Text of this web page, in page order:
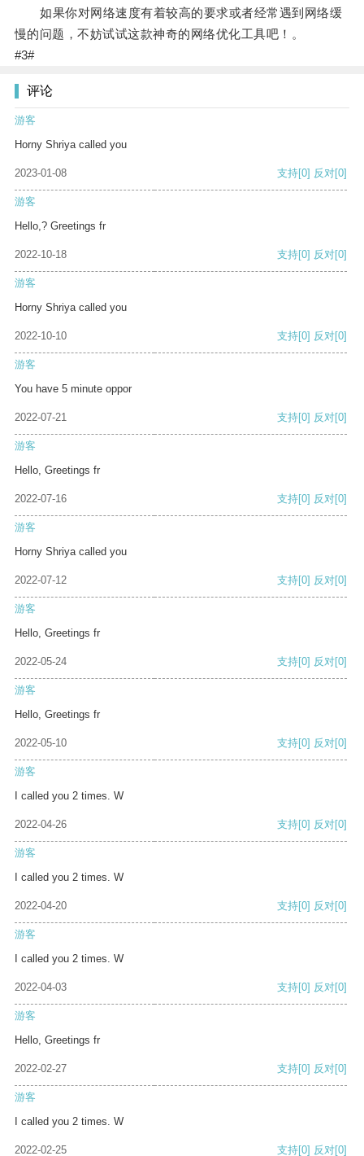
如果你对网络速度有着较高的要求或者经常遇到网络缓
慢的问题，不妨试试这款神奇的网络优化工具吧！。
#3#
评论
游客
Horny Shriya called you
2023-01-08 支持[0] 反对[0]
游客
Hello,? Greetings fr
2022-10-18 支持[0] 反对[0]
游客
Horny Shriya called you
2022-10-10 支持[0] 反对[0]
游客
You have 5 minute oppor
2022-07-21 支持[0] 反对[0]
游客
Hello, Greetings fr
2022-07-16 支持[0] 反对[0]
游客
Horny Shriya called you
2022-07-12 支持[0] 反对[0]
游客
Hello, Greetings fr
2022-05-24 支持[0] 反对[0]
游客
Hello, Greetings fr
2022-05-10 支持[0] 反对[0]
游客
I called you 2 times. W
2022-04-26 支持[0] 反对[0]
游客
I called you 2 times. W
2022-04-20 支持[0] 反对[0]
游客
I called you 2 times. W
2022-04-03 支持[0] 反对[0]
游客
Hello, Greetings fr
2022-02-27 支持[0] 反对[0]
游客
I called you 2 times. W
2022-02-25 支持[0] 反对[0]